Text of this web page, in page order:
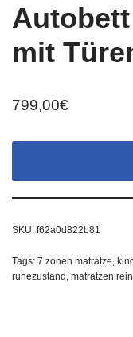
mit
799,00€
SKU: f62a0d822b81
Tags: 7 zonen matratze
ruhezustand matratzen